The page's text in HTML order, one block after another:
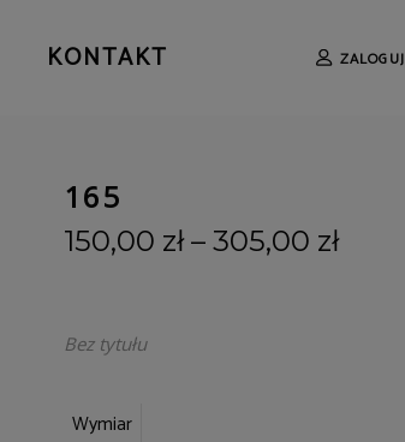
KONTAKT ZALOGUJ
165
150,00 zł– 305,00 zł
Bez tytułu
Wymiar